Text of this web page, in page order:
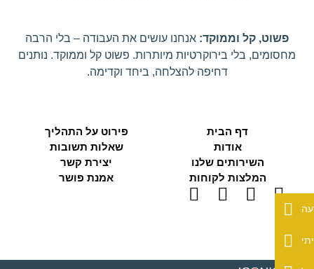
פשוט, קל וממוקד: אנחנו עושים את העבודה – בלי הרבה
מחסומים, בלי בירוקרטיות מיותרות. פשוט קל וממוקד. נותנים
דחיפה להצלחה, ביחד וקדימה.
דף הבית
פירוט על התהליך
אודות
שאלות תשובות
השירותים שלנו
יצירת קשר
המלצות לקוחות
אמנת פושר